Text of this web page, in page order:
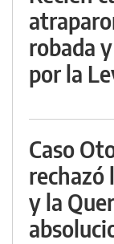
robada
por la
Caso
rechazó
y la